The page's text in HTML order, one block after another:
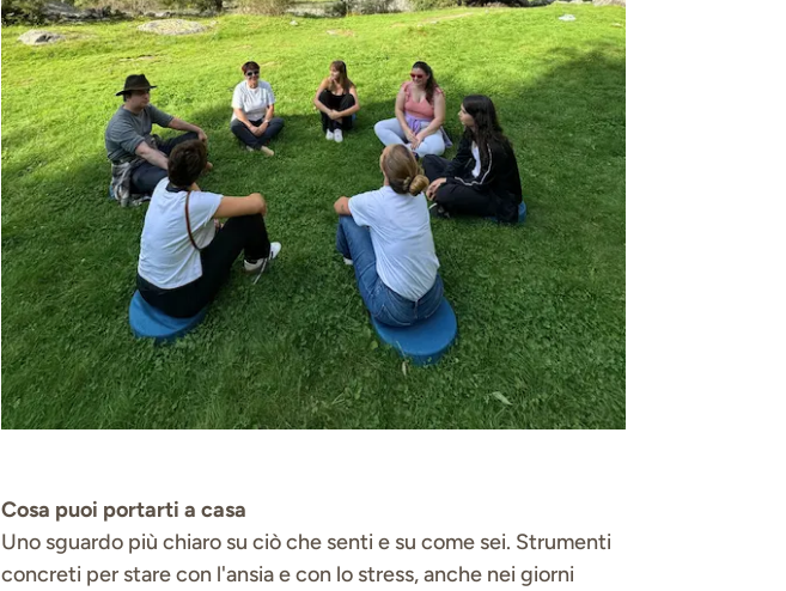
Cosa puoi portarti a casa
Uno sguardo più chiaro su ciò che senti e su come sei. Strumenti
concreti per stare con l'ansia e con lo stress, anche nei giorni